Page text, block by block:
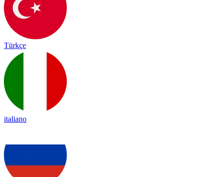
Türkçe
italiano